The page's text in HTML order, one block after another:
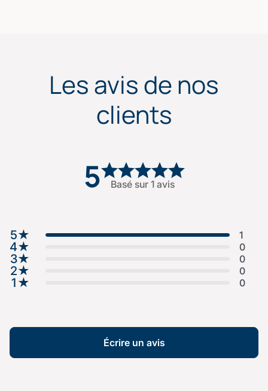
Les avis de nos
clients
5 Basé sur 1 avis
5★ 1
4★ 0
3★ 0
2★ 0
1 ★ 0
Écrire un avis